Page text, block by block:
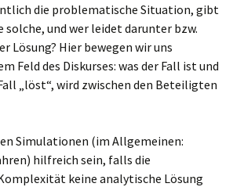
die problematische Situation, gibt
solche, und wer leidet darunter bzw.
Lösung? Hier bewegen wir uns
Feld des Diskurses: was der Fall ist und
„löst“, wird zwischen den Beteiligten
Simulationen (im Allgemeinen:
hilfreich sein, falls die
keine analytische Lösung